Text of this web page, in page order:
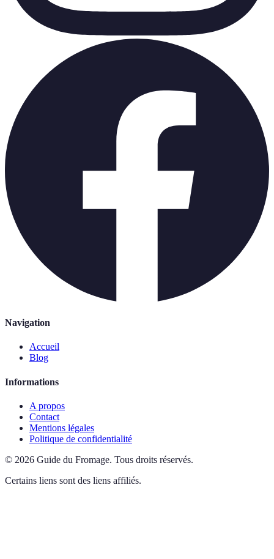
Navigation
Accueil
Blog
Informations
A propos
Contact
Mentions légales
Politique de confidentialité
© 2026 Guide du Fromage. Tous droits réservés.
Certains liens sont des liens affiliés.